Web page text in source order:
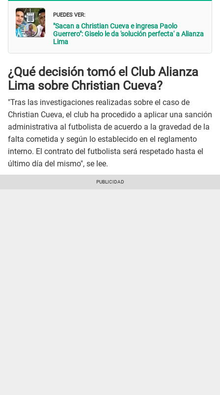
PUEDES VER:
"Sacan a Christian Cueva e ingresa Paolo
Guerrero": Giselo le da 'solución perfecta' a Alianza
Lima
¿Qué decisión tomó el Club Alianza
Lima sobre Christian Cueva?
"Tras las investigaciones realizadas sobre el caso de
Christian Cueva, el club ha procedido a aplicar una sanción
administrativa al futbolista de acuerdo a la gravedad de la
falta cometida y según lo establecido en el reglamento
interno. El contrato del futbolista será respetado hasta el
último día del mismo", se lee.